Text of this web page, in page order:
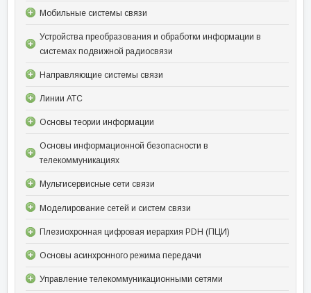
Мобильные системы связи
Устройства преобразования и обработки информации в
системах подвижной радиосвязи
Направляющие системы связи
Линии АТС
Основы теории информации
Основы информационной безопасности в
телекоммуникациях
Мультисервисные сети связи
Моделирование сетей и систем связи
Плезиохронная цифровая иерархия PDH (ПЦИ)
Основы асинхронного режима передачи
Управление телекоммуникационными сетями